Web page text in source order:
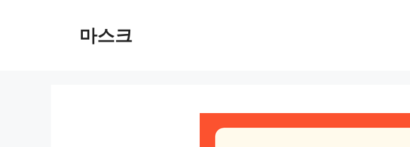
마스크